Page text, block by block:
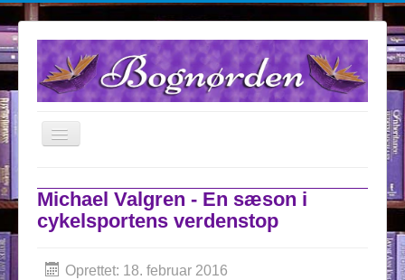
TPL_PROTOSTAR_TOGGLE_MENU
Anmeldelser
Samarbejdspartnere
Michael Valgren - En sæson i
cykelsportens verdenstop
Oprettet: 18. februar 2016